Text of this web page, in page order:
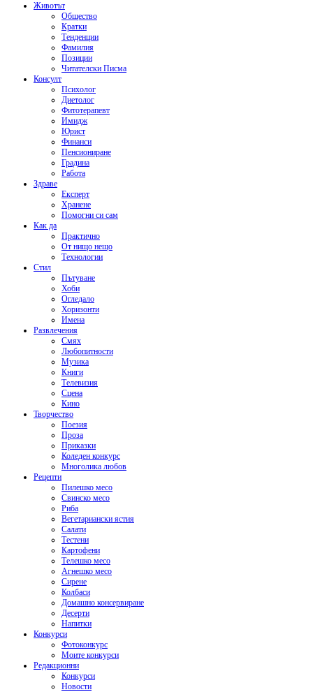
Животът
Общество
Кратки
Тенденции
Фамилия
Позиции
Читателски Писма
Консулт
Психолог
Диетолог
Фитотерапевт
Имидж
Юрист
Финанси
Пенсиониране
Градина
Работа
Здраве
Експерт
Хранене
Помогни си сам
Как да
Практично
От нищо нещо
Технологии
Стил
Пътуване
Хоби
Огледало
Хоризонти
Имена
Развлечения
Смях
Любопитности
Музика
Книги
Телевизия
Сцена
Кино
Творчество
Поезия
Проза
Приказки
Коледен конкурс
Многолика любов
Рецепти
Пилешко месо
Свинско месо
Риба
Вегетариански ястия
Салати
Тестени
Картофени
Телешко месо
Агнешко месо
Сирене
Колбаси
Домашно консервиране
Десерти
Напитки
Конкурси
Фотоконкурс
Моите конкурси
Редакционни
Конкурси
Новости